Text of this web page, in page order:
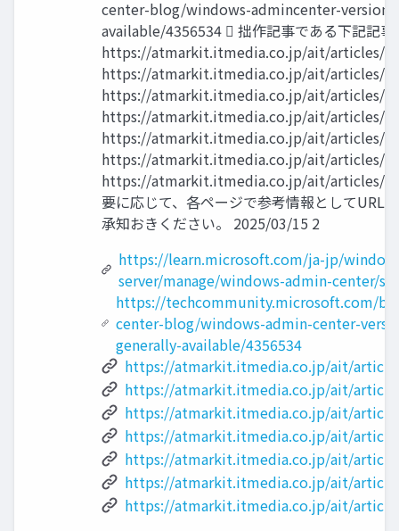
center-blog/windows-admincenter-version-
available/4356534  拙作記事である下記記
https://atmarkit.itmedia.co.jp/ait/articles/
https://atmarkit.itmedia.co.jp/ait/articles/
https://atmarkit.itmedia.co.jp/ait/articles/
https://atmarkit.itmedia.co.jp/ait/articles/
https://atmarkit.itmedia.co.jp/ait/articles/
https://atmarkit.itmedia.co.jp/ait/articles/
https://atmarkit.itmedia.co.jp/ait/articles/
要に応じて、各ページで参考情報としてURL
承知おきください。 2025/03/15 2
https://learn.microsoft.com/ja-jp/
server/manage/windows-admin-center/
https://techcommunity.microsoft.com/
center-blog/windows-admin-center-
generally-available/4356534
https://atmarkit.itmedia.co.jp/ait/
https://atmarkit.itmedia.co.jp/ait/
https://atmarkit.itmedia.co.jp/ait/
https://atmarkit.itmedia.co.jp/ait/
https://atmarkit.itmedia.co.jp/ait/
https://atmarkit.itmedia.co.jp/ait/
https://atmarkit.itmedia.co.jp/ait/